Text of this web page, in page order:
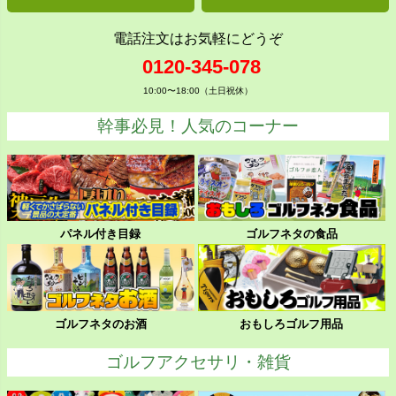
電話注文はお気軽にどうぞ
0120-345-078
10:00〜18:00（土日祝休）
幹事必見！人気のコーナー
パネル付き目録 ゴルフネタの食品
ゴルフネタのお酒 おもしろゴルフ用品
ゴルフアクセサリ・雑貨